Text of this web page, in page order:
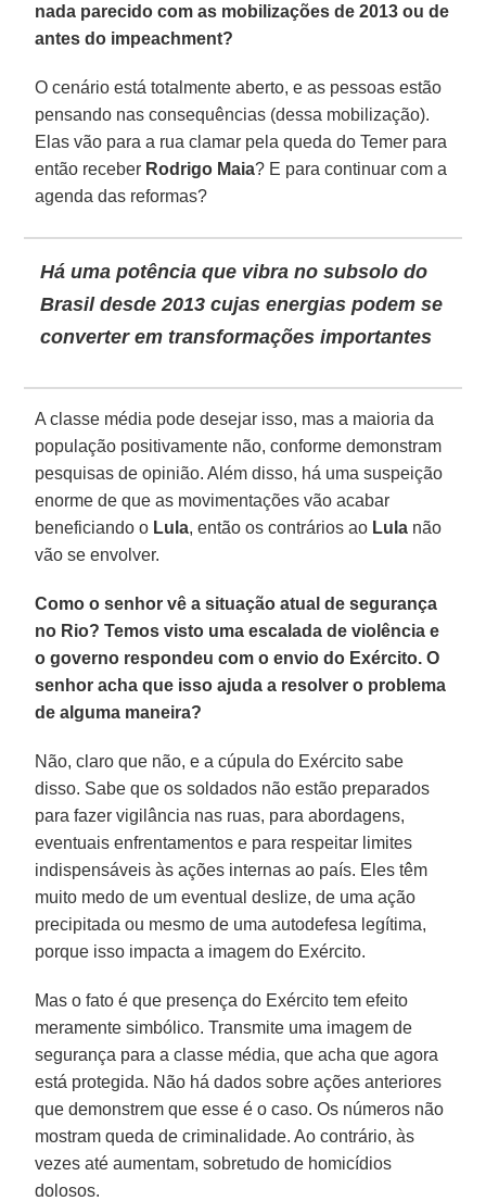
nada parecido com as mobilizações de 2013 ou de
antes do impeachment?
O cenário está totalmente aberto, e as pessoas estão
pensando nas consequências (dessa mobilização).
Elas vão para a rua clamar pela queda do Temer para
então receber Rodrigo Maia? E para continuar com a
agenda das reformas?
Há uma potência que vibra no subsolo do
Brasil desde 2013 cujas energias podem se
converter em transformações importantes
A classe média pode desejar isso, mas a maioria da
população positivamente não, conforme demonstram
pesquisas de opinião. Além disso, há uma suspeição
enorme de que as movimentações vão acabar
beneficiando o Lula, então os contrários ao Lula não
vão se envolver.
Como o senhor vê a situação atual de segurança
no Rio? Temos visto uma escalada de violência e
o governo respondeu com o envio do Exército. O
senhor acha que isso ajuda a resolver o problema
de alguma maneira?
Não, claro que não, e a cúpula do Exército sabe
disso. Sabe que os soldados não estão preparados
para fazer vigilância nas ruas, para abordagens,
eventuais enfrentamentos e para respeitar limites
indispensáveis às ações internas ao país. Eles têm
muito medo de um eventual deslize, de uma ação
precipitada ou mesmo de uma autodefesa legítima,
porque isso impacta a imagem do Exército.
Mas o fato é que presença do Exército tem efeito
meramente simbólico. Transmite uma imagem de
segurança para a classe média, que acha que agora
está protegida. Não há dados sobre ações anteriores
que demonstrem que esse é o caso. Os números não
mostram queda de criminalidade. Ao contrário, às
vezes até aumentam, sobretudo de homicídios
dolosos.